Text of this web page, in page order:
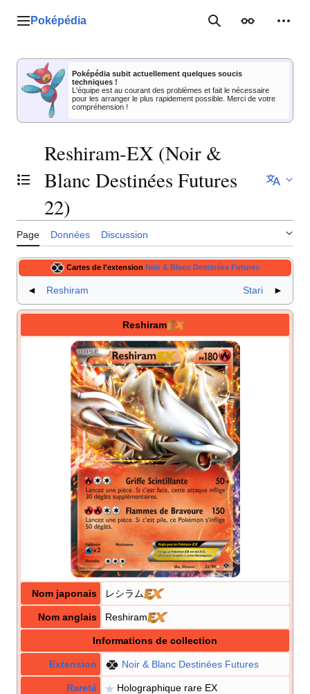
Menu principal
Poképédia RechercherApparence
Poképédia subit actuellement quelques soucis
techniques !
L'équipe est au courant des problèmes et fait le nécessaire
pour les arranger le plus rapidement possible. Merci de votre
compréhension !
Basculer la table des matières
Reshiram-EX (Noir &
Blanc Destinées Futures
22)
Page Données Discussion
Cartes de l'extension Noir & Blanc Destinées Futures
◄ Reshiram Stari ►
Reshiram
Nom japonais レシラム
Nom anglais Reshiram
Informations de collection
Extension Noir & Blanc Destinées Futures
Rareté Holographique rare EX